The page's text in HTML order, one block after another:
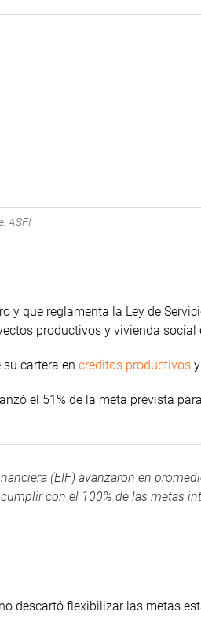
ASFI
y que reglamenta la Ley de
productivos y vivienda social
cartera en créditos productivos
el 51% de la meta prevista
(EIF) avanzaron en
con el 100% de las metas
descartó flexibilizar las metas